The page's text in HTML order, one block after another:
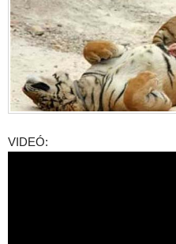
VIDEÓ: